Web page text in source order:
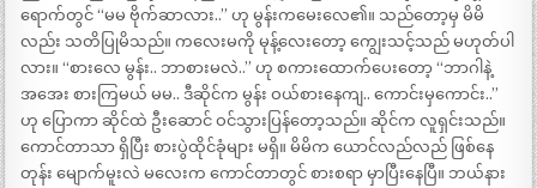
ရောက်တွင် “မမ ဗိုက်ဆာလား..” ဟု မွန်းကမေးလေ၏။ သည်တော့မှ မိမိ
လည်း သတိပြုမိသည်။ ကလေးမကို မုန့်လေးတော့ ကျွေးသင့်သည် မဟုတ်ပါ
လား။ “စားလေ မွန်း.. ဘာစားမလဲ..” ဟု စကားထောက်ပေးတော့ “ဘာဂါနဲ့
အအေး စားကြမယ် မမ.. ဒီဆိုင်က မွန်း ဝယ်စားနေကျ.. ကောင်းမှကောင်း..”
ဟု ပြောကာ ဆိုင်ထဲ ဦးဆောင် ဝင်သွားပြန်တော့သည်။ ဆိုင်က လူရှင်းသည်။
ကောင်တာသာ ရှိပြီး စားပွဲထိုင်ခုံများ မရှိ။ မိမိက ယောင်လည်လည် ဖြစ်နေ
တုန်း မျောက်မူးလဲ မလေးက ကောင်တာတွင် စားစရာ မှာပြီးနေပြီ။ ဘယ်နား